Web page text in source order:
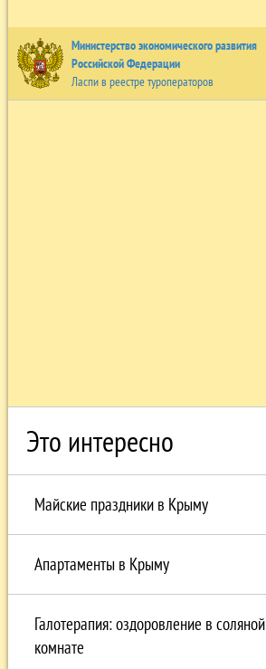
Министерство экономического развития
Российской Федерации
Ласпи в реестре туроператоров
Это интересно
Майские праздники в Крыму
Апартаменты в Крыму
Галотерапия: оздоровление в соляной
комнате